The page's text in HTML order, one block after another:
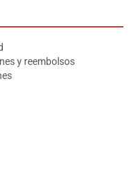
y reembolsos